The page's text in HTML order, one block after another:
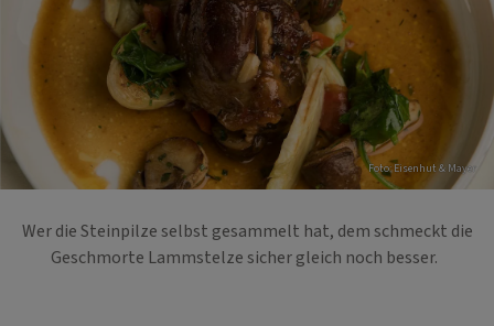
Foto: Eisenhut & Mayer
Wer die Steinpilze selbst gesammelt hat, dem schmeckt die
Geschmorte Lammstelze sicher gleich noch besser.